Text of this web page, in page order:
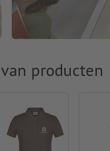
producten